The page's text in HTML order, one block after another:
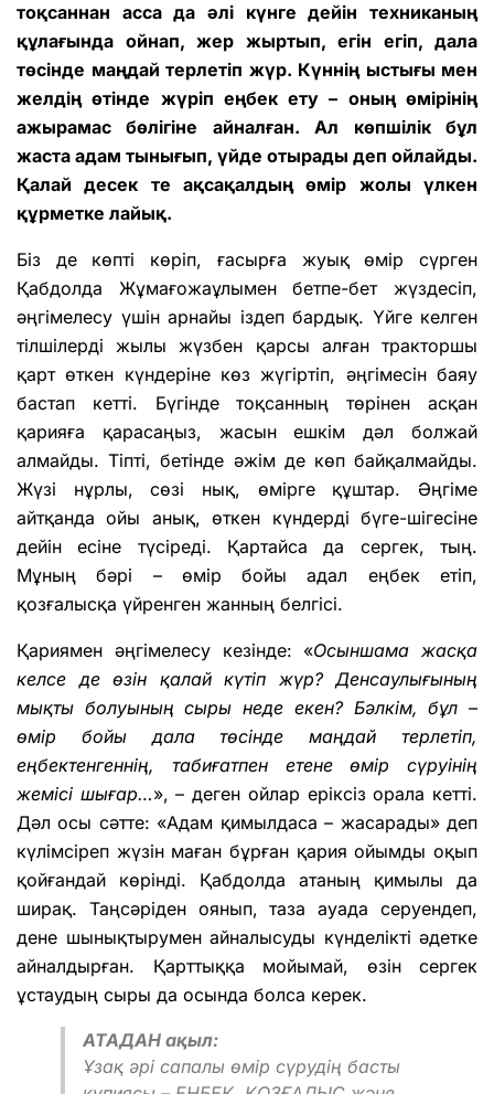
тоқсаннан асса да әлі күнге дейін техниканың
құлағында ойнап, жер жыртып, егін егіп, дала
төсінде маңдай терлетіп жүр. Күннің ыстығы мен
желдің өтінде жүріп еңбек ету – оның өмірінің
ажырамас бөлігіне айналған. Ал көпшілік бұл
жаста адам тынығып, үйде отырады деп ойлайды.
Қалай десек те ақсақалдың өмір жолы үлкен
құрметке лайық.
Біз де көпті көріп, ғасырға жуық өмір сүрген
Қабдолда Жұмағожаұлымен бетпе-бет жүздесіп,
әңгімелесу үшін арнайы іздеп бардық. Үйге келген
тілшілерді жылы жүзбен қарсы алған тракторшы
қарт өткен күндеріне көз жүгіртіп, әңгімесін баяу
бастап кетті. Бүгінде тоқсанның төрінен асқан
қарияға қарасаңыз, жасын ешкім дәл болжай
алмайды. Тіпті, бетінде әжім де көп байқалмайды.
Жүзі нұрлы, сөзі нық, өмірге құштар. Әңгіме
айтқанда ойы анық, өткен күндерді бүге-шігесіне
дейін есіне түсіреді. Қартайса да сергек, тың.
Мұның бәрі – өмір бойы адал еңбек етіп,
қозғалысқа үйренген жанның белгісі.
Қариямен әңгімелесу кезінде: «Осыншама жасқа
келсе де өзін қалай күтіп жүр? Денсаулығының
мықты болуының сыры неде екен? Бәлкім, бұл –
өмір бойы дала төсінде маңдай терлетіп,
еңбектенгеннің, табиғатпен етене өмір сүруінің
жемісі шығар…», – деген ойлар еріксіз орала кетті.
Дәл осы сәтте: «Адам қимылдаса – жасарады» деп
күлімсіреп жүзін маған бұрған қария ойымды оқып
қойғандай көрінді. Қабдолда атаның қимылы да
ширақ. Таңсәріден оянып, таза ауада серуендеп,
дене шынықтырумен айналысуды күнделікті әдетке
айналдырған. Қарттыққа мойымай, өзін сергек
ұстаудың сыры да осында болса керек.
АТАДАН ақыл:
Ұзақ әрі сапалы өмір сүрудің басты